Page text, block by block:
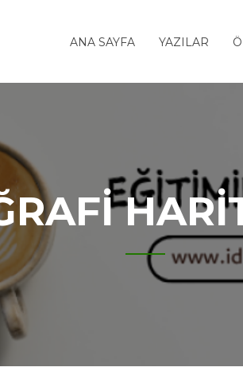
ANA SAYFA YAZILAR